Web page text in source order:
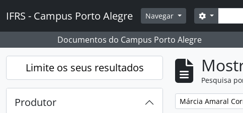
IFRS - Campus Porto Alegre Navegar Opções
Documentos do Campus Porto Alegre
Limite os seus resultados
Produtor
Pesquisa
Remover filtro:
Márcia Amaral